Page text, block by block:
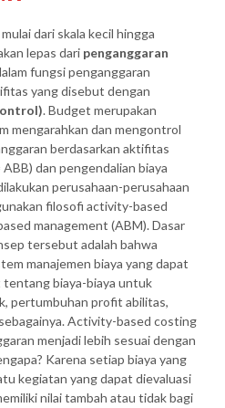
dari skala kecil hingga
lepas dari penganggaran
fungsi penganggaran
yang disebut dengan
. Budget merupakan
mengarahkan dan mengontrol
berdasarkan aktifitas
dan pengendalian biaya
perusahaan-perusahaan
filosofi activity-based
management (ABM). Dasar
tersebut adalah bahwa
manajemen biaya yang dapat
tentang biaya-biaya untuk
pertumbuhan profit abilitas,
Activity-based costing
menjadi lebih sesuai dengan
Karena setiap biaya yang
kegiatan yang dapat dievaluasi
nilai tambah atau tidak bagi